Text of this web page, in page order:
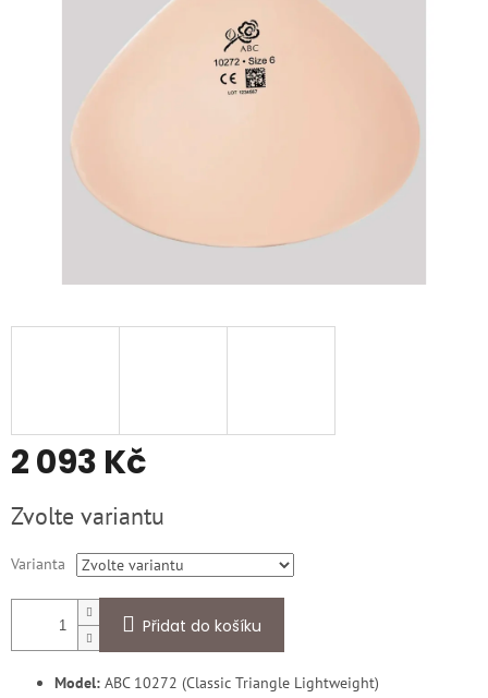
2 093 Kč
cena:
Zvolte variantu
Varianta
Přidat do košíku
Model: ABC 10272 (Classic Triangle Lightweight)